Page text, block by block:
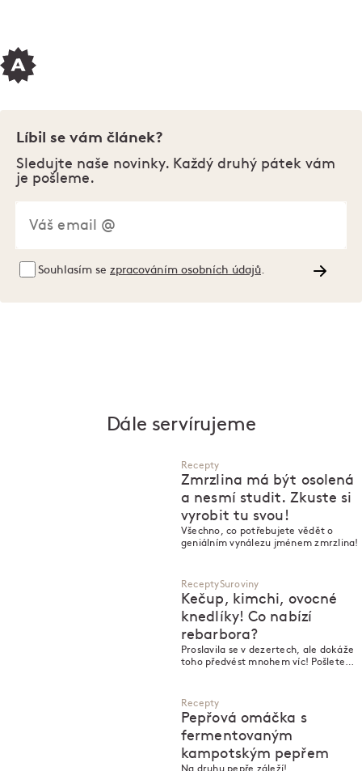
Líbil se vám článek?
Sledujte naše novinky. Každý druhý pátek vám
je pošleme.
Souhlasím se zpracováním osobních údajů
Dále servírujeme
Recepty
Zmrzlina má být osolená
a nesmí studit. Zkuste si
vyrobit tu svou!
Všechno, co potřebujete vědět o
geniálním vynálezu jménem zmrzlina!
ReceptySuroviny
Kečup, kimchi, ovocné
knedlíky! Co nabízí
rebarbora?
Proslavila se v dezertech, ale dokáže
toho předvést mnohem víc! Pošlete
Recepty
Pepřová omáčka s
fermentovaným
kampotským pepřem
Na druhu pepře záleží!